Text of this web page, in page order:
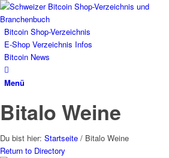
Bitcoin Shop-Verzeichnis
E-Shop Verzeichnis Infos
Bitcoin News
Menü
Bitalo Weine
Du bist hier: Startseite / Bitalo Weine
Return to Directory